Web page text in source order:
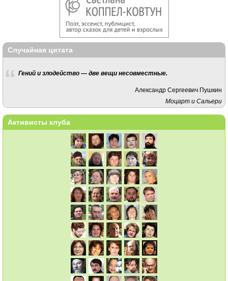
Случайная цитата
Гений и злодейство — две вещи несовместные.
Александр Сергеевич Пушкин
Моцарт и Сальери
Активисты клуба